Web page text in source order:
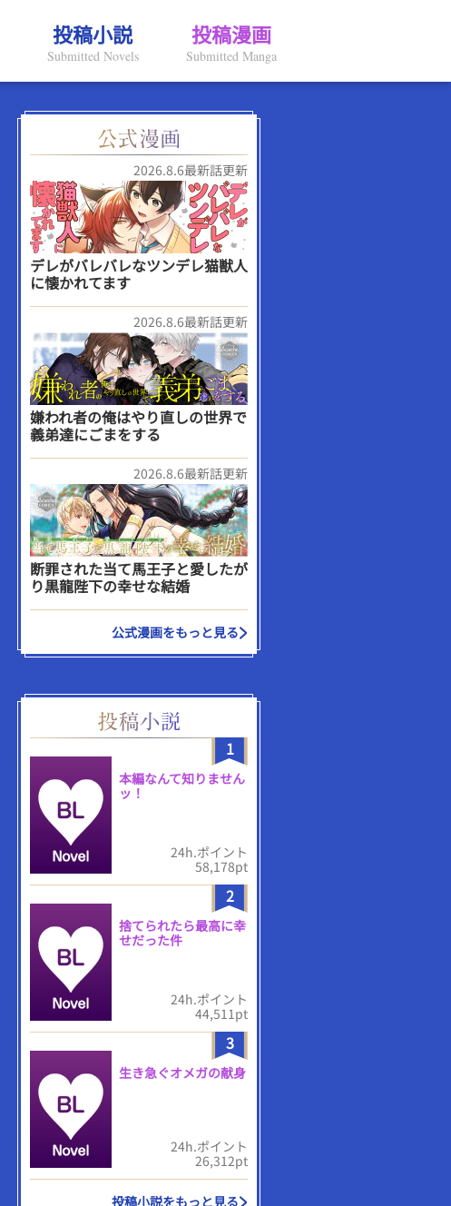
投稿小説
Submitted Novels
投稿漫画
Submitted Manga
2026.8.6最新話更新
デレがバレバレなツンデレ猫獣人
に懐かれてます
2026.8.6最新話更新
嫌われ者の俺はやり直しの世界で
義弟達にごまをする
2026.8.6最新話更新
断罪された当て馬王子と愛したが
り黒龍陛下の幸せな結婚
公式漫画をもっと見る
1
本編なんて知りません
ッ！
24h.ポイント
58,178pt
2
捨てられたら最高に幸
せだった件
24h.ポイント
44,511pt
3
生き急ぐオメガの献身
24h.ポイント
26,312pt
投稿小説をもっと見る